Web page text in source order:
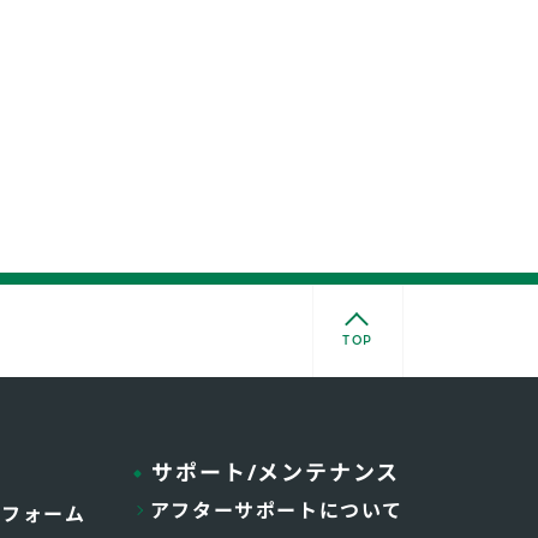
TOP
ォーム
サポート/メンテナンス
アフターサポートについて